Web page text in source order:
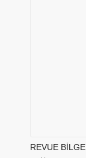
REVUE BİLGE